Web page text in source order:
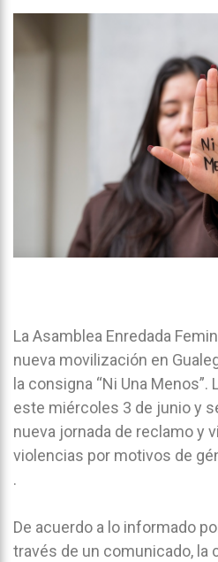
La Asamblea Enredada
nueva movilización en
la consigna “Ni Una
este miércoles 3 de junio y
nueva jornada de reclamo y
violencias por motivos de
.
De acuerdo a lo informado
través de un comunicado, la